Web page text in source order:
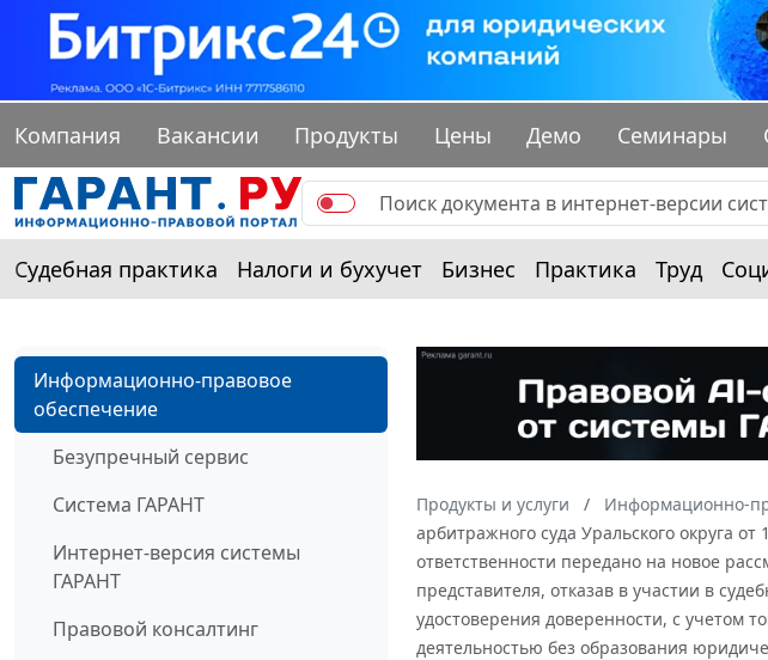
Компания Вакансии Продукты Цены Демо Семинары
Судебная практика Налоги и бухучет Бизнес Практика Труд
Информационно-правовое
обеспечение
Безупречный сервис
Система ГАРАНТ
Интернет-версия системы
ГАРАНТ
Правовой консалтинг
Продукты и услуги Информационно-
арбитражного суда Уральского округа
ответственности передано на новое
представителя, отказав в участии в
удостоверения доверенности, с учетом
деятельностью без образования